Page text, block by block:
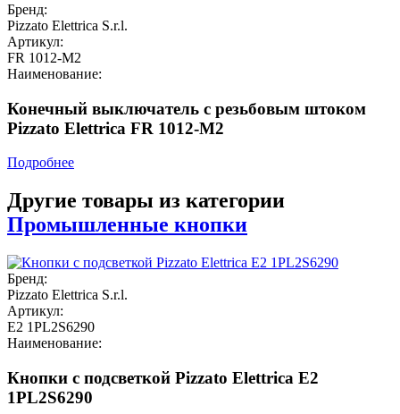
Бренд:
Pizzato Elettrica S.r.l.
Артикул:
FR 1012-M2
Наименование:
Конечный выключатель с резьбовым штоком
Pizzato Elettrica FR 1012-M2
Подробнее
Другие товары из категории
Промышленные кнопки
Бренд:
Pizzato Elettrica S.r.l.
Артикул:
E2 1PL2S6290
Наименование:
Кнопки с подсветкой Pizzato Elettrica E2
1PL2S6290